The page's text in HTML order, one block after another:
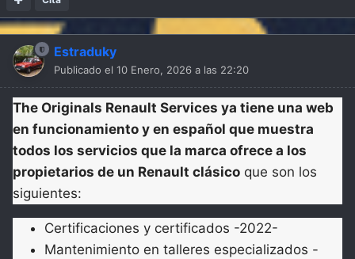
Estraduky
Publicado el 10 Enero, 2026 a las 22:20
The Originals Renault Services ya tiene una web
en funcionamiento y en español que muestra
todos los servicios que la marca ofrece a los
propietarios de un Renault clásico que son los
siguientes:
Certificaciones y certificados -2022-
Mantenimiento en talleres especializados -